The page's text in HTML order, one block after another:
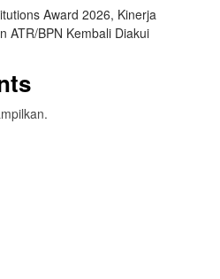
Award 2026, Kinerja
ATR/BPN Kembali Diakui